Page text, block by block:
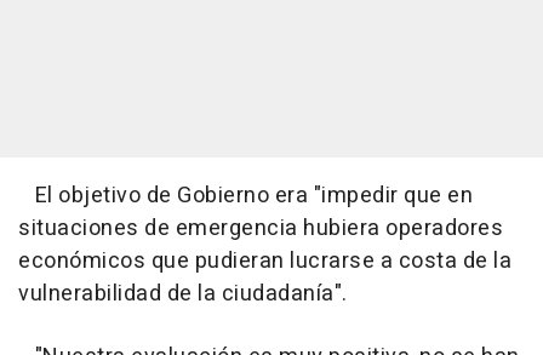
El objetivo de Gobierno era "impedir que en
situaciones de emergencia hubiera operadores
económicos que pudieran lucrarse a costa de la
vulnerabilidad de la ciudadanía".